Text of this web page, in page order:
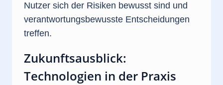
Nutzer sich der Risiken bewusst sind und
verantwortungsbewusste Entscheidungen
treffen.
Zukunftsausblick:
Technologien in der Praxis